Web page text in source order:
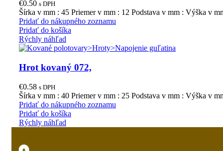
€0.50 s DPH
Šírka v mm : 45 Priemer v mm : 12 Podstava v mm : Výška v
Pridať do nákupného zoznamu
Pridať do košíka
Rýchly náhľad
Hrot kovaný 072,
€0.58 s DPH
Šírka v mm : 40 Priemer v mm : 25 Podstava v mm : Výška v
Pridať do nákupného zoznamu
Pridať do košíka
Rýchly náhľad